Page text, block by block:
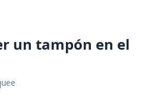
un tampón en el